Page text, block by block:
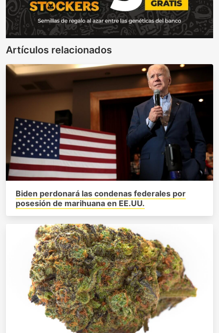
Artículos relacionados
Biden perdonará las condenas federales por
posesión de marihuana en EE.UU.